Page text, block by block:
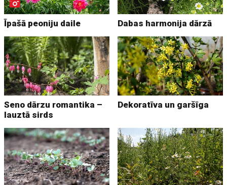
Īpašā peoniju daile Dabas harmonija dārzā
Seno dārzu romantika –
lauztā sirds
Dekoratīva un garšīga